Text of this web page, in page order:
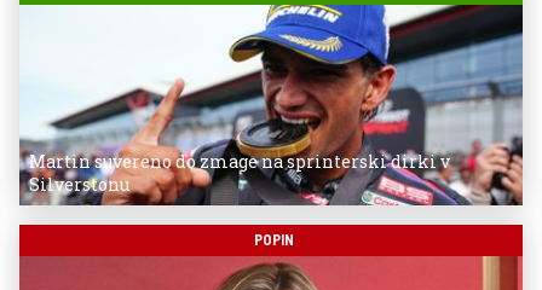
Martin suvereno do zmage na sprinterski dirki v
Silverstonu
POPIN